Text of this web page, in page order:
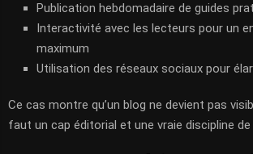
Publication hebdomadaire de guides
Interactivité avec les lecteurs pour un
maximum
Utilisation des réseaux sociaux pour
Ce cas montre qu’un blog ne devient pas
faut un cap éditorial et une vraie discipline